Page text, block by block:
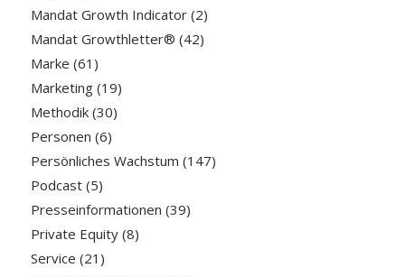
Mandat Growth Indicator(2)
Mandat Growthletter® (42)
Marke (61)
Marketing(19)
Methodik(30)
Personen (6)
Persönliches Wachstum (147)
Podcast(5)
Presseinformationen (39)
Private Equity(8)
Service (21)